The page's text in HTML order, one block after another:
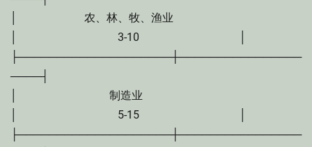
│ 农、林、牧、渔业
│ 3-10 │
├────────────────────┼────────────────
────┤
│ 制造业
│ 5-15 │
├────────────────────┼────────────────